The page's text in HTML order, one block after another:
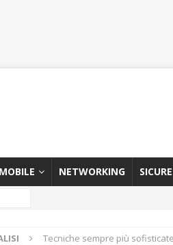
MOBILE NETWORKING
Tecniche sempre più